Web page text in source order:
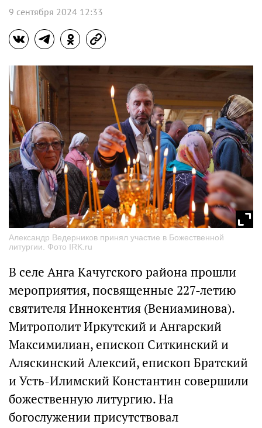
9 сентября 2024 12:33
Александр Ведерников принял участие в Божественной
литургии. Фото IRK.ru
В селе Анга Качугского района прошли
мероприятия, посвященные 227-летию
святителя Иннокентия (Вениаминова).
Митрополит Иркутский и Ангарский
Максимилиан, епископ Ситкинский и
Аляскинский Алексий, епископ Братский
и Усть-Илимский Константин совершили
божественную литургию. На
богослужении присутствовал